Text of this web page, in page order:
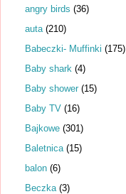
angry birds (36)
auta (210)
Babeczki- Muffinki (175)
Baby shark (4)
Baby shower (15)
Baby TV (16)
Bajkowe (301)
Baletnica (15)
balon (6)
Beczka (3)